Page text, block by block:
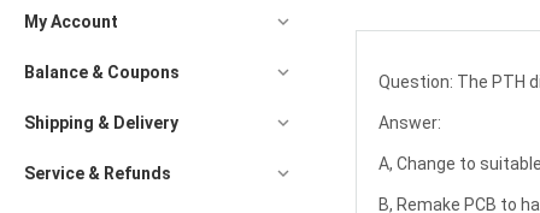
Question: The PTH
Answer:
A, Change to
B, Remake PCB to
My Account
Balance & Coupons
Shipping & Delivery
Service & Refunds